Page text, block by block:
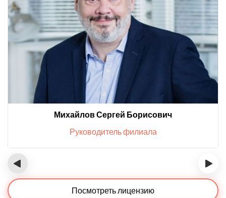
Михайлов Сергей Борисович
Руководитель филиала
‹ ›
Посмотреть лицензию